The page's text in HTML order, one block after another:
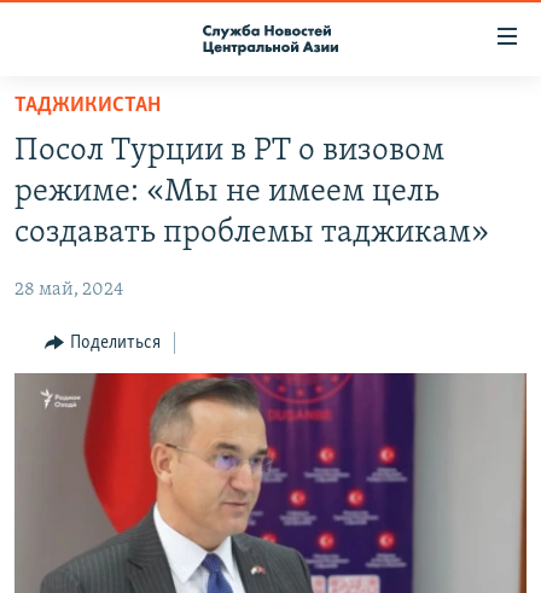
Вернуться
основному
содержанию
Вернутся
главной
Вернутся
поиску
КОНТАКТЫ
НАСТОЯЩЕЕ ВРЕМЯ
МИГРАНТ МЕДИА
ТАДЖИКИСТАН
Посол Турции в РТ о визовом
режиме: «Мы не имеем цель
создавать проблемы таджикам»
28 май, 2024
Поделиться